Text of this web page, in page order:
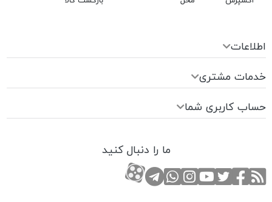
اطلاعات
خدمات مشتری
حساب کاربری شما
ما را دنبال کنید
RSSصفحه فیسبوک
صفحه تویتر
کانال یوتوب
صفحه اینستاگرام
تماس با واتس اپ
کانال تلگرام
کانال آپارات